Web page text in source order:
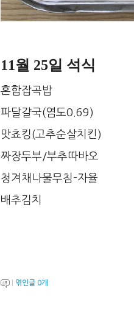
11월 25일 석식
혼합잡곡밥
파달걀국(염도0.69)
맛쵸킹(고추순살치킨)
짜장두부/부추따바오
청겨채나물무침-자율
배추김치
엮인글 0개